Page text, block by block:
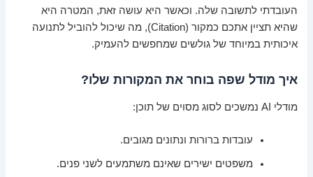
העובדתי לתשובה שלה. וכאשר היא עושה זאת, המטרה היא
שהיא תציין אתכם כמקור (Citation), מה שיכול להוביל לתנועה
איכותית במיוחד של גולשים שמחפשים להעמיק.
איך מודל שפה בוחר את המקורות שלו?
מודלי AI נמשכים לסוג מסוים של תוכן:
עובדות ברורות ונתונים מגובים.
משפטים ישירים שאינם משתמעים לשני פנים.